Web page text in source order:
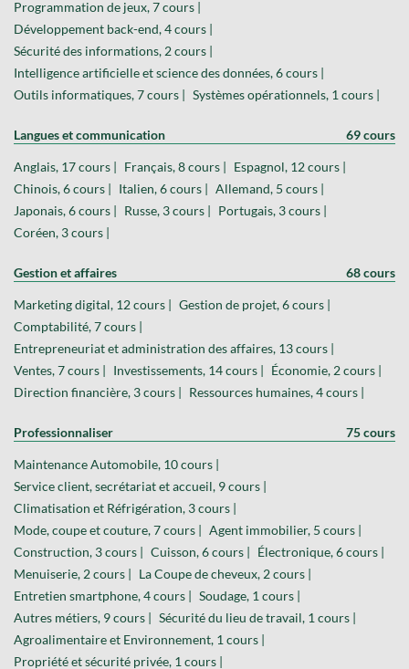
Programmation de jeux, 7 cours |
Développement back-end, 4 cours |
Sécurité des informations, 2 cours |
Intelligence artificielle et science des données, 6 cours |
Outils informatiques, 7 cours | Systèmes opérationnels, 1 cours |
Langues et communication 69 cours
Anglais, 17 cours | Français, 8 cours | Espagnol, 12 cours |
Chinois, 6 cours | Italien, 6 cours | Allemand, 5 cours |
Japonais, 6 cours | Russe, 3 cours | Portugais, 3 cours |
Coréen, 3 cours |
Gestion et affaires 68 cours
Marketing digital, 12 cours | Gestion de projet, 6 cours |
Comptabilité, 7 cours |
Entrepreneuriat et administration des affaires, 13 cours |
Ventes, 7 cours | Investissements, 14 cours | Économie, 2 cours |
Direction financière, 3 cours | Ressources humaines, 4 cours |
Professionnaliser 75 cours
Maintenance Automobile, 10 cours |
Service client, secrétariat et accueil, 9 cours |
Climatisation et Réfrigération, 3 cours |
Mode, coupe et couture, 7 cours | Agent immobilier, 5 cours |
Construction, 3 cours | Cuisson, 6 cours | Électronique, 6 cours |
Menuiserie, 2 cours | La Coupe de cheveux, 2 cours |
Entretien smartphone, 4 cours | Soudage, 1 cours |
Autres métiers, 9 cours | Sécurité du lieu de travail, 1 cours |
Agroalimentaire et Environnement, 1 cours |
Propriété et sécurité privée, 1 cours |